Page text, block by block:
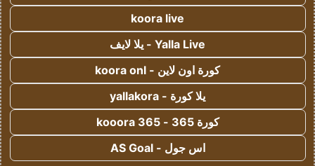
koora live
Yalla Live - يلا لايف
كورة اون لاين - koora onl
يلا كورة - yallakora
كورة 365 - kooora 365
اس جول - AS Goal